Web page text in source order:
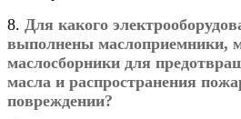
8. Для какого
выполнены маслоприемники,
маслосборники для
масла и распространения
повреждении?